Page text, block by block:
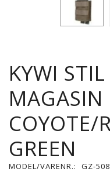
KYWI
COYOTE/
GREEN
MODEL/VARENR.: GZ-508